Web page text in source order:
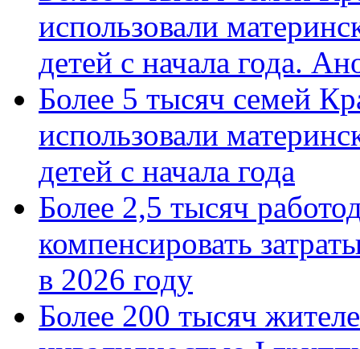
использовали
детей с начала года.
Более 5 тысяч семей
использовали
детей с начала года
Более 2,5 тысяч
компенсировать
в 2026 году
Более 200 тысяч